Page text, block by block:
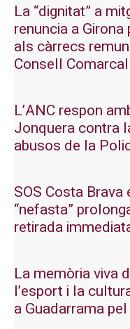
La “dignitat” a
renuncia a
als càrrecs
Consell Comarcal
L’ANC respon
Jonquera contra
abusos de la
SOS Costa
“nefasta”
retirada
La memòria viva
l’esport i la
a Guadarrama